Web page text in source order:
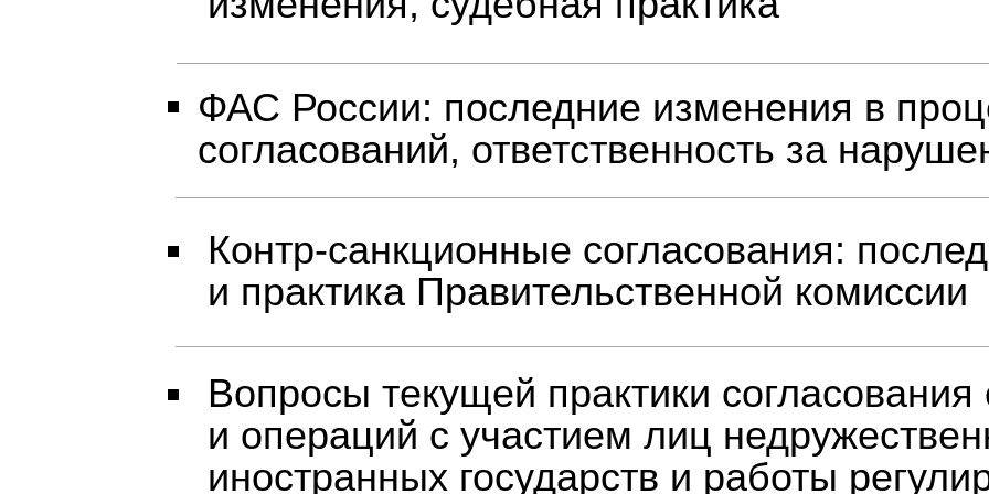
Вопросы текущей практики согласования
и операций с участием лиц
иностранных государств и работы
Контр‑санкционные согласования:
и практика Правительственной комиссии
ФАС России: последние изменения в
согласований, ответственность за